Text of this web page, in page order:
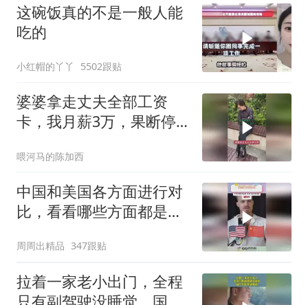
这碗饭真的不是一般人能
吃的
小红帽的丫丫 5502跟贴
婆婆拿走丈夫全部工资
卡，我月薪3万，果断停
喂河马的陈加西
中国和美国各方面进行对
比，看看哪些方面都是谁
周周出精品 347跟贴
拉着一家老小出门，全程